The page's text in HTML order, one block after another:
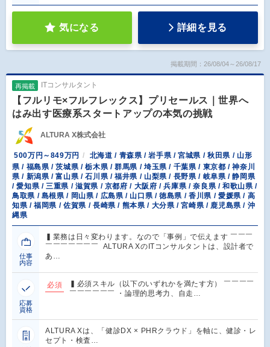
気になる 詳細を見る
掲載期間：26/08/04～26/08/17
再掲載 ITコンサルタント
【フルリモ×フルフレックス】プリセールス｜世界へ
はみ出す医療系スタートアップの本気の挑戦
ALTURA X株式会社
500万円～849万円
北海道 / 青森県 / 岩手県 / 宮城県 / 秋田県 / 山形
県 / 福島県 / 茨城県 / 栃木県 / 群馬県 / 埼玉県 / 千葉県 / 東京都 / 神奈川
県 / 新潟県 / 富山県 / 石川県 / 福井県 / 山梨県 / 長野県 / 岐阜県 / 静岡県
/ 愛知県 / 三重県 / 滋賀県 / 京都府 / 大阪府 / 兵庫県 / 奈良県 / 和歌山県 /
鳥取県 / 島根県 / 岡山県 / 広島県 / 山口県 / 徳島県 / 香川県 / 愛媛県 / 高
知県 / 福岡県 / 佐賀県 / 長崎県 / 熊本県 / 大分県 / 宮崎県 / 鹿児島県 / 沖
縄県
仕事
内容
▍業務は日々変わります。なので「事例」で伝えます ￣￣￣
￣￣￣￣￣￣￣ ALTURA XのITコンサルタントは、設計者で
あ…
応募
資格
必須
▍必須スキル（以下のいずれかを満たす方） ￣￣￣￣
￣￣￣￣￣￣ ・論理的思考力、自走…
ALTURA Xは、「健診DX × PHRクラウド」を軸に、健診・レ
セプト・検査…